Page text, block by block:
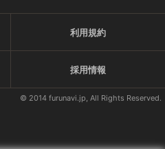
利用規約
採用情報
© 2014 furunavi.jp, All Rights Reserved.